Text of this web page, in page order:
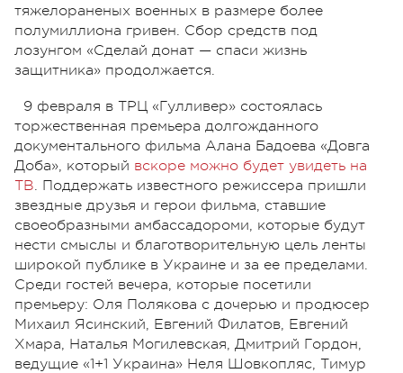
тяжелораненых военных в размере более
полумиллиона гривен. Сбор средств под
лозунгом «Сделай донат — спаси жизнь
защитника» продолжается.
9 февраля в ТРЦ «Гулливер» состоялась
торжественная премьера долгожданного
документального фильма Алана Бадоева «Довга
Доба», который вскоре можно будет увидеть на
ТВ. Поддержать известного режиссера пришли
звездные друзья и герои фильма, ставшие
своеобразными амбассадороми, которые будут
нести смыслы и благотворительную цель ленты
широкой публике в Украине и за ее пределами.
Среди гостей вечера, которые посетили
премьеру: Оля Полякова с дочерью и продюсер
Михаил Ясинский, Евгений Филатов, Евгений
Хмара, Наталья Могилевская, Дмитрий Гордон,
ведущие «1+1 Украина» Неля Шовкопляс, Тимур